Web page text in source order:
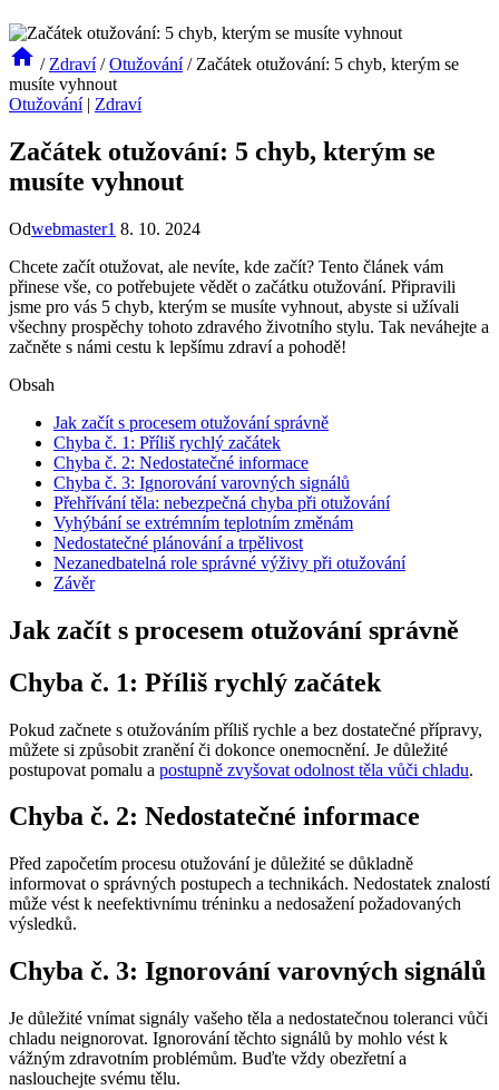
/ Zdraví / Otužování / Začátek otužování: 5 chyb, kterým se
musíte vyhnout
Otužování| Zdraví
Začátek otužování: 5 chyb, kterým se
musíte vyhnout
Odwebmaster1 8. 10. 2024
Chcete začít otužovat, ale nevíte, kde začít? Tento článek vám
přinese vše, co potřebujete vědět o začátku otužování. Připravili
jsme pro vás 5 chyb, kterým se musíte vyhnout, abyste si užívali
všechny prospěchy tohoto zdravého životního stylu. Tak neváhejte a
začněte s námi cestu k lepšímu zdraví a pohodě!
Obsah
Jak začít s procesem otužování správně
Chyba č. 1: Příliš rychlý začátek
Chyba č. 2: Nedostatečné informace
Chyba č. 3: Ignorování varovných signálů
Přehřívání těla: nebezpečná chyba při otužování
Vyhýbání se extrémním teplotním změnám
Nedostatečné plánování a trpělivost
Nezanedbatelná role správné výživy při otužování
Závěr
Jak začít s procesem otužování správně
Chyba č. 1: Příliš rychlý začátek
Pokud začnete s otužováním příliš rychle a bez dostatečné přípravy,
můžete si způsobit zranění či dokonce onemocnění. Je důležité
postupovat pomalu a postupně zvyšovat odolnost těla vůči chladu.
Chyba č. 2: Nedostatečné informace
Před započetím procesu otužování je důležité se důkladně
informovat o správných postupech a technikách. Nedostatek znalostí
může vést k neefektivnímu tréninku a nedosažení požadovaných
výsledků.
Chyba č. 3: Ignorování varovných signálů
Je důležité vnímat signály vašeho těla a nedostatečnou toleranci vůči
chladu neignorovat. Ignorování těchto signálů by mohlo vést k
vážným zdravotním problémům. Buďte vždy obezřetní a
naslouchejte svému tělu.